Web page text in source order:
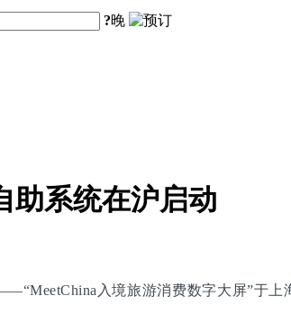
?晚
助系统在沪启动
入境旅游消费数字大屏”于